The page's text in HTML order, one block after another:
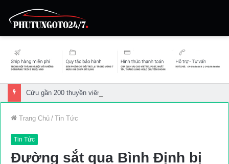
Cứu gần 200 thuyền viên gặp sự cố trên biển
Trang Chủ / Tin Tức
Tin Tức
Đường sắt qua Bình Định bị